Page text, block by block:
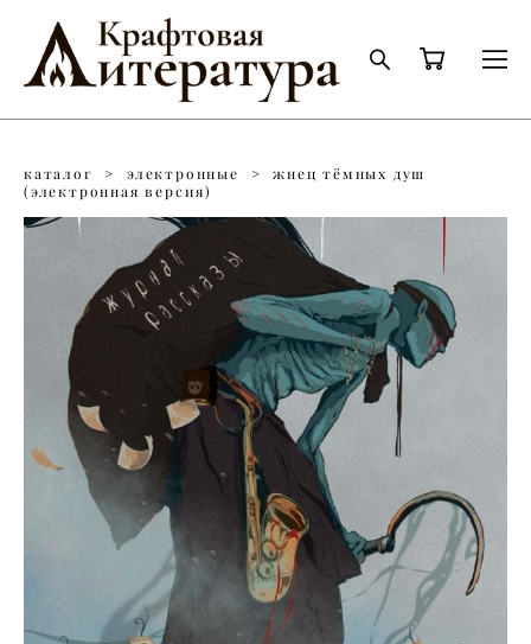
каталог > электронные >
жнец тёмных душ
(электронная версия)